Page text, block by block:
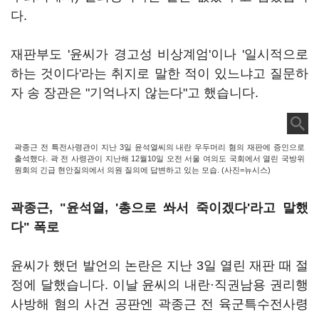
다.
재판부도 '윤씨가 경고성 비상계엄'이나 '일시적으로
하는 것이다'라는 취지로 말한 적이 있느냐고 질문하
자 송 장관은 "기억나지 않는다"고 했습니다.
곽종근 전 특전사령관이 지난 3일 윤석열씨의 내란 우두머리 혐의 재판에 증인으로
출석했다. 곽 전 사령관이 지난해 12월10일 오전 서울 여의도 국회에서 열린 국방위
원회의 긴급 현안질의에서 의원 질의에 답변하고 있는 모습. (사진=뉴시스)
곽종근, "윤석열, '총으로 쏴서 죽이겠다'라고 말했
다" 폭로
윤씨가 했던 발언의 논란은 지난 3일 열린 재판 때 절
정에 달했습니다. 이날 윤씨의 내란·직권남용 권리행
사방해 혐의 사건 공판엔 곽종근 전 육군특수전사령